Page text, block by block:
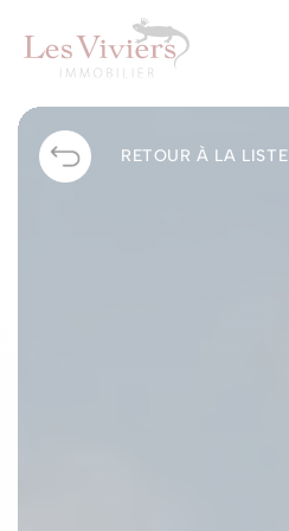
RETOUR À LA LISTE